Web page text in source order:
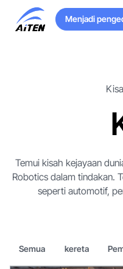
Langkau
Kandungan
Menjadi
Menjadi
Temui kisah kejayaan
Robotics dalam tindakan.
seperti automotif,
Semua kereta